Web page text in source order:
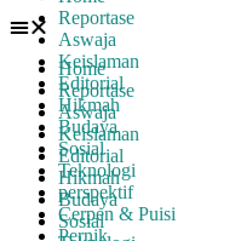
Reportase
Aswaja
Keislaman
Editorial
Hikmah
Budaya
Sosial
Teknologi
perspektif
Cerpen & Puisi
Pernik
Home
Reportase
Aswaja
Keislaman
Editorial
Hikmah
Budaya
Sosial